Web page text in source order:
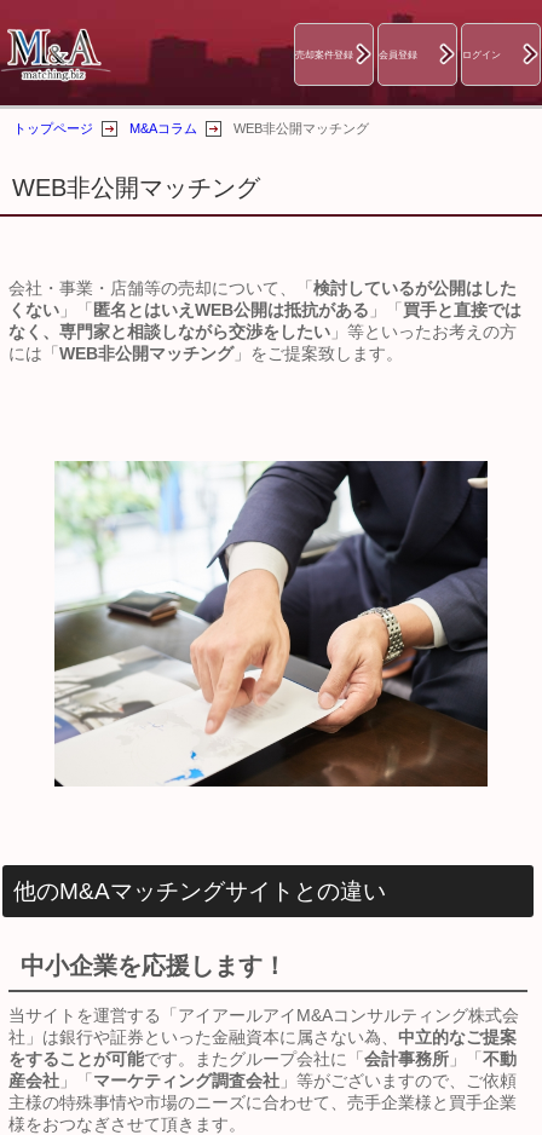
ログイン
会員登録
売却案件登録
トップページ M&Aコラム WEB非公開マッチング
WEB非公開マッチング
会社・事業・店舗等の売却について、「 検討しているが公開はした
くない 」「 匿名とはいえWEB公開は抵抗がある 」「 買手と直接では
なく、専門家と相談しながら交渉をしたい 」等といったお考えの方
には「 WEB非公開マッチング」をご提案致します。
他のM&Aマッチングサイトとの違い
中小企業を応援します！
当サイトを運営する「アイアールアイM&Aコンサルティング株式会
社」は銀行や証券といった金融資本に属さない為、 中立的なご提案
をすることが可能です。またグループ会社に「 会計事務所 」「 不動
産会社 」「 マーケティング調査会社 」等がございますので、ご依頼
主様の特殊事情や市場のニーズに合わせて、売手企業様と買手企業
様をおつなぎさせて頂きます。